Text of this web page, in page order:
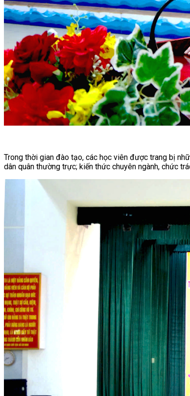
Trong thời gian đào tạo, các học viên được trang bị
dân quân thường trực; kiến thức chuyên ngành, chức